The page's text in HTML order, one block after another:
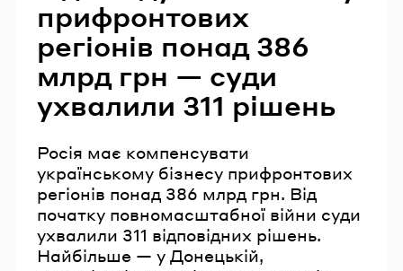
прифронтових
регіонів понад 386
млрд грн — суди
ухвалили 311 рішень
Росія має компенсувати
українському бізнесу прифронтових
регіонів понад 386 млрд грн. Від
початку повномасштабної війни суди
ухвалили 311 відповідних рішень.
Найбільше — у Донецькій,